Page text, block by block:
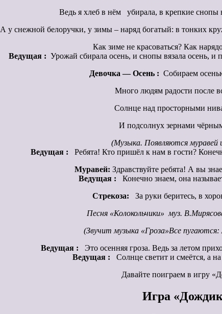
Ведь я хлеб в нём убирала, в крепкие снопы
А у снежной белоручки, у зимы – наряд богатый: в тонких
Как зиме не красоваться? Как
Ведущая : Урожай сбирала осень, и снопы вязала осень, и
Девочка — Осень : Собираем
Много людям радости после
Солнце над просторными
И подсолнух зернами
(Музыка. Появляются муравей
Ведущая :
Ребята! Кто пришёл к нам в гости?
Муравей: Здравствуйте ребята! А вы
Ведущая : Конечно знаем, она
Стрекоза:
За руки беритесь, в
Песня «Колокольчики» муз.
(Звучит музыка «Гроза»Все
Ведущая : Это осенняя гроза. Ведь за летом
Ведущая : Солнце светит и смеётся, а
Давайте поиграем в игру
Игра